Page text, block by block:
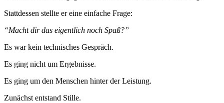
Stattdessen stellte er eine einfache Frage:
“Macht dir das eigentlich noch Spaß?”
Es war kein technisches Gespräch.
Es ging nicht um Ergebnisse.
Es ging um den Menschen hinter der Leistung.
Zunächst entstand Stille.